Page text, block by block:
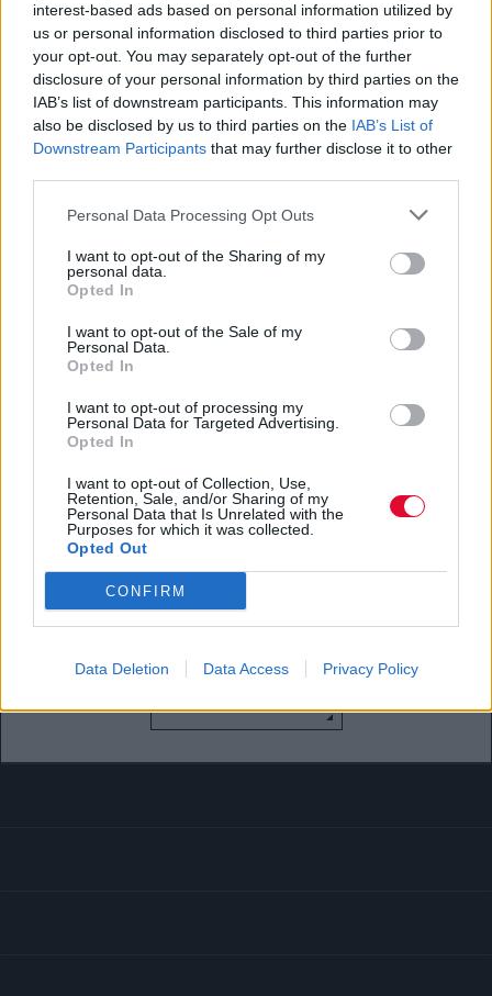
interest-based ads based on personal information utilized by
us or personal information disclosed to third parties prior to
your opt-out. You may separately opt-out of the further
disclosure of your personal information by third parties on the
IAB’s list of downstream participants. This information may
also be disclosed by us to third parties on the IAB’s List of
Downstream Participants that may further disclose it to other
Personal Data Processing Opt Outs
I want to opt-out of the Sharing of my
personal data.
Opted In
I want to opt-out of the Sale of my
Personal Data.
Opted In
I want to opt-out of processing my
Personal Data for Targeted Advertising.
Opted In
I want to opt-out of Collection, Use,
Retention, Sale, and/or Sharing of my
Personal Data that Is Unrelated with the
Purposes for which it was collected.
Opted Out
CONFIRM
Data Deletion Data Access Privacy Policy
Είσαι άραγε έτοιμος να ανακαλύψεις και τον
κόσμο της μαγειρικής μαζί με το
Πανεπιστήμιο;
Ναταλία Πετρίτη
13.09.2021
5 σημάδια ότι είσαι έτοιμος για
τη φοιτητική ζωή
Το σχολείο τέλειωσε κι εσύ είσαι έτοιμος
για το επόμενο βήμα στη φοιτητική σου
ζωή. Είσαι όμως έτοιμ...
Ναταλία Πετρίτη
08.09.2021